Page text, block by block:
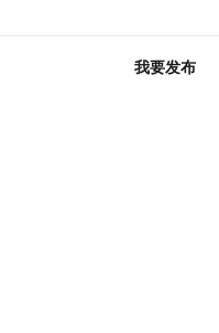
我要发布